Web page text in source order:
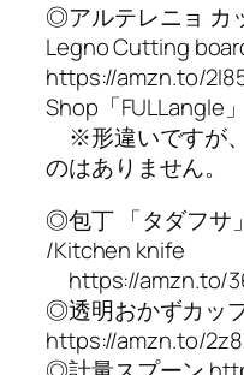
◎アルテレニョ カ
Legno Cutting
https://amzn.to/
Shop「FULLangle」
※形違いですが
のはありません。
◎包丁 「タダフサ
/Kitchen knife
https://amzn.to/
◎透明おかずカッ
https://amzn.to/